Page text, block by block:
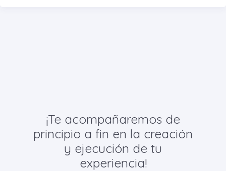
¡Te acompañaremos de
principio a fin en la creación
y ejecución de tu
experiencia!